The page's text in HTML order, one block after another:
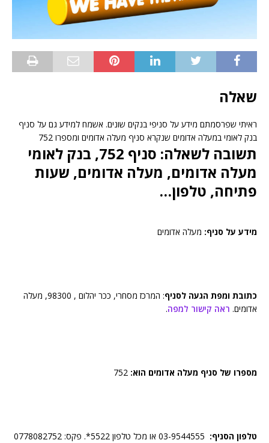
שאלה
ראיתי שפרסמתם מידע על סניפי בנקים שונים. אשמח למידע גם על סניף
בנק לאומי במעלה אדומים שנקרא סניף מעלה אדומים ומספרו 752
תשובה לשאלה: סניף 752, בנק לאומי
מעלה אדומים, מעלה אדומים, שעות
פתיחה, טלפון…
מידע על סניף: מעלה אדומים
כתובת ומפת הגעה לסניף
: המרכז מסחרי, ככר יהלום , 98300, מעלה
אדומים. ראה קישור למפה.
מספרו של סניף מעלה אדומים הוא:
טלפון הסניף: